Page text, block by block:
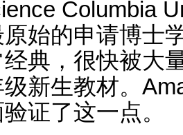
Columbia
原始的申请博士
典，很快被大
新生教材。
证了这一点。